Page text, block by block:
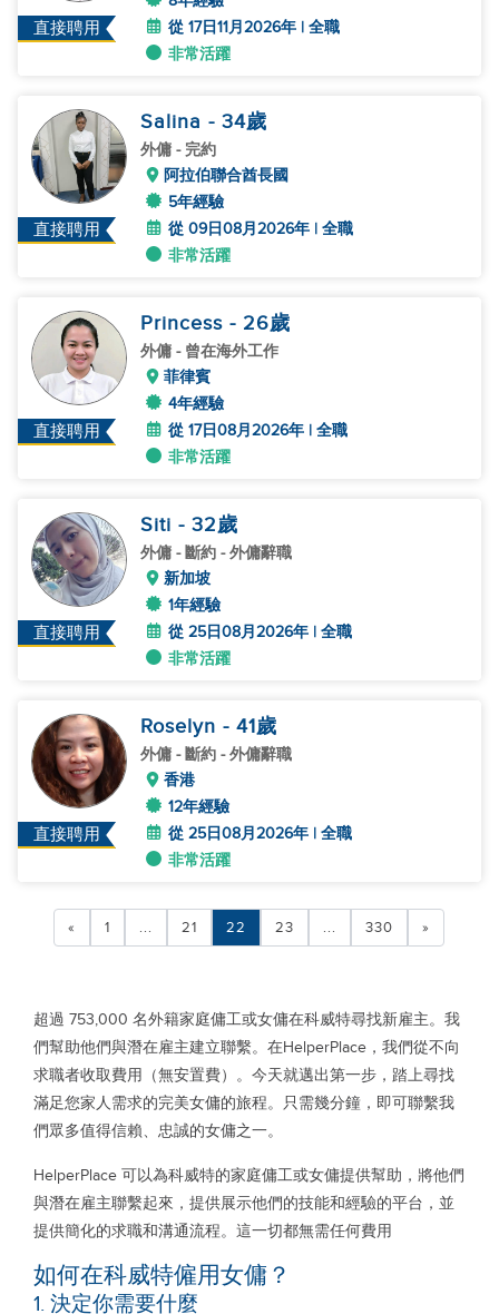
直接聘用
從 17日11月2026年 | 全職
非常活躍
直接聘用
Salina - 34歲
外傭 - 完約
阿拉伯聯合酋長國
5年經驗
從 09日08月2026年 | 全職
非常活躍
直接聘用
Princess - 26歲
外傭 - 曾在海外工作
菲律賓
4年經驗
從 17日08月2026年 | 全職
非常活躍
直接聘用
Siti - 32歲
外傭 - 斷約 - 外傭辭職
新加坡
1年經驗
從 25日08月2026年 | 全職
非常活躍
直接聘用
Roselyn - 41歲
外傭 - 斷約 - 外傭辭職
香港
12年經驗
從 25日08月2026年 | 全職
非常活躍
« 1 ... 21 22 23 ... 330 »
超過 753,000 名外籍家庭傭工或女傭在科威特尋找新雇主。我
們幫助他們與潛在雇主建立聯繫。在HelperPlace，我們從不向
求職者收取費用（無安置費）。今天就邁出第一步，踏上尋找
滿足您家人需求的完美女傭的旅程。只需幾分鐘，即可聯繫我
們眾多值得信賴、忠誠的女傭之一。
HelperPlace 可以為科威特的家庭傭工或女傭提供幫助，將他們
與潛在雇主聯繫起來，提供展示他們的技能和經驗的平台，並
提供簡化的求職和溝通流程。這一切都無需任何費用
如何在科威特僱用女傭？
1. 決定你需要什麼